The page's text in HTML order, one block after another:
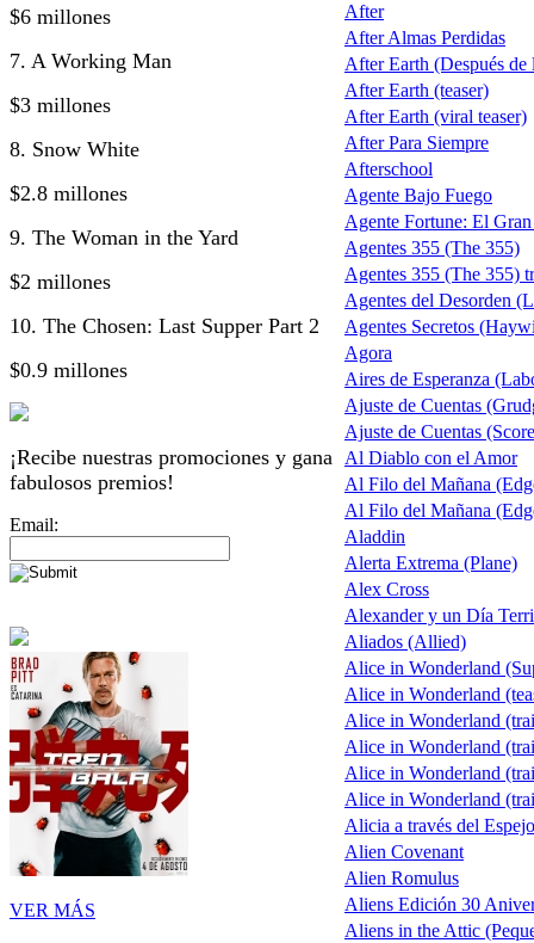
$6 millones
7. A Working Man
$3 millones
8. Snow White
$2.8 millones
9. The Woman in the Yard
$2 millones
10. The Chosen: Last Supper Part 2
$0.9 millones
¡Recibe nuestras promociones y gana
fabulosos premios!
Email:
VER MÁS
After
After Almas Perdidas
After Earth (Después de
After Earth (teaser)
After Earth (viral teaser)
After Para Siempre
Afterschool
Agente Bajo Fuego
Agente Fortune: El
Agentes 355 (The 355)
Agentes 355 (The 355)
Agentes del Desorden
Agentes Secretos
Agora
Aires de Esperanza
Ajuste de Cuentas
Ajuste de Cuentas
Al Diablo con el Amor
Al Filo del Mañana
Al Filo del Mañana
Aladdin
Alerta Extrema (Plane)
Alex Cross
Alexander y un Día
Aliados (Allied)
Alice in Wonderland
Alice in Wonderland
Alice in Wonderland
Alice in Wonderland
Alice in Wonderland
Alice in Wonderland
Alicia a través del
Alien Covenant
Alien Romulus
Aliens Edición 30
Aliens in the Attic